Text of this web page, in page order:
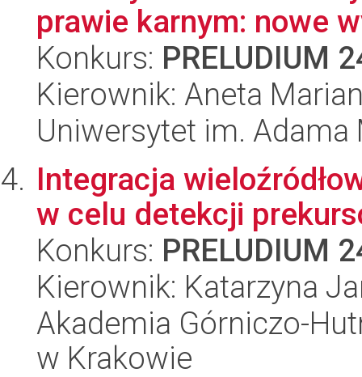
prawie karnym: nowe
Konkurs: PRELUDIUM
Kierownik: Aneta
Uniwersytet im.
Integracja
w celu detekcji
Konkurs: PRELUDIUM
Kierownik: Katarzyna
Akademia Górniczo-
w Krakowie